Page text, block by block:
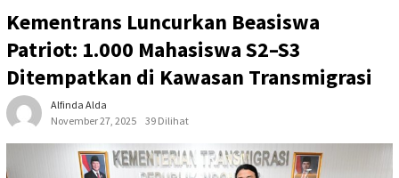
Kementrans Luncurkan Beasiswa
Patriot: 1.000 Mahasiswa S2–S3
Ditempatkan di Kawasan Transmigrasi
Alfinda Alda
November 27, 2025
39 Dilihat